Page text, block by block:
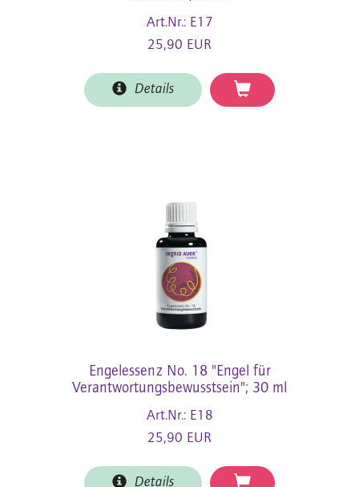
Art.Nr.: E17
25,90 EUR
Details
Engelessenz No. 18 "Engel für
Verantwortungsbewusstsein"; 30 ml
Art.Nr.: E18
25,90 EUR
Details